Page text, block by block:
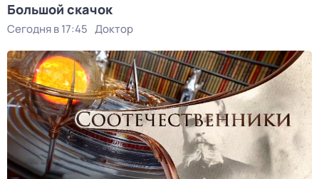
Большой скачок
Сегодня в 17:45 Доктор